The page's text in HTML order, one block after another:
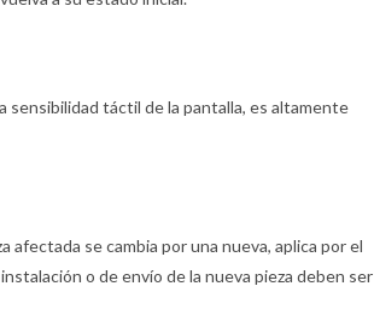
sensibilidad táctil de la pantalla, es altamente
afectada se cambia por una nueva, aplica por el
o de envío de la nueva pieza deben ser